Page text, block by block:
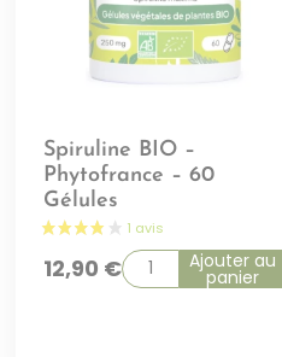
Spiruline BIO –
Phytofrance – 60
Gélules
12,90 € Ajouter au
panier